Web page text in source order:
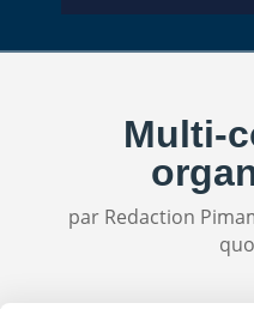
Multi-
par Redaction